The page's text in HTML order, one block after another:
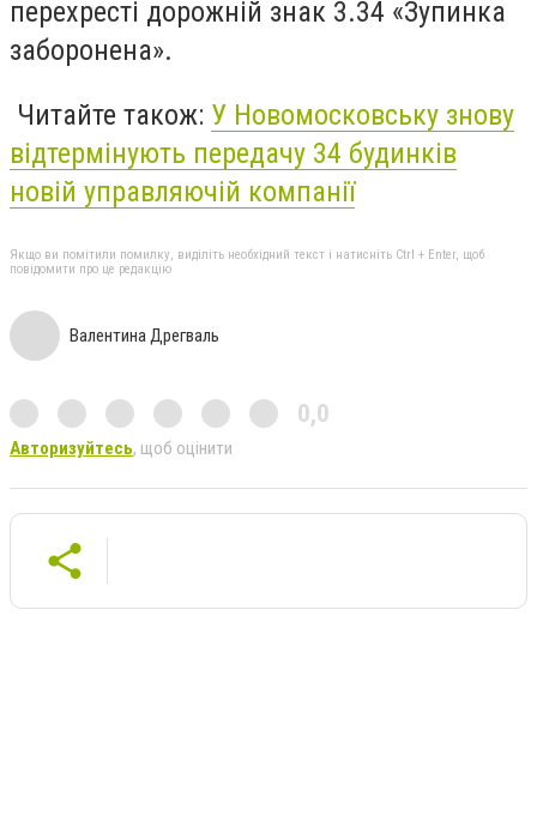
перехресті дорожній знак 3.34 «Зупинка
заборонена».
Читайте також: У Новомосковську знову
відтермінують передачу 34 будинків
новій управляючій компанії
Якщо ви помітили помилку, виділіть необхідний текст і натисніть Ctrl + Enter, щоб
повідомити про це редакцію
Валентина Дрегваль
0,0
Авторизуйтесь, щоб оцінити